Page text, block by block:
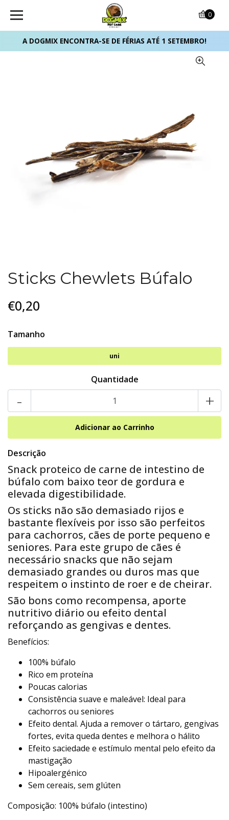
A DOGMIX ENCONTRA-SE DE FÉRIAS ATÉ 1 SETEMBRO!
0
Sticks Chewlets Búfalo
€0,20
Tamanho
uni
Quantidade
- +
Descrição
Snack proteico de carne de intestino de
búfalo com baixo teor de gordura e
elevada digestibilidade.
Os sticks não são demasiado rijos e
bastante flexíveis por isso são perfeitos
para cachorros, cães de porte pequeno e
seniores. Para este grupo de cães é
necessário snacks que não sejam
demasiado grandes ou duros mas que
respeitem o instinto de roer e de cheirar.
São bons como recompensa, aporte
nutritivo diário ou efeito dental
reforçando as gengivas e dentes.
Benefícios:
100% búfalo
Rico em proteína
Poucas calorias
Consistência suave e maleável: Ideal para
cachorros ou seniores
Efeito dental. Ajuda a remover o tártaro, gengivas
fortes, evita queda dentes e melhora o hálito
Efeito saciedade e estímulo mental pelo efeito da
mastigação
Hipoalergénico
Sem cereais, sem glúten
Composição: 100% búfalo (intestino)